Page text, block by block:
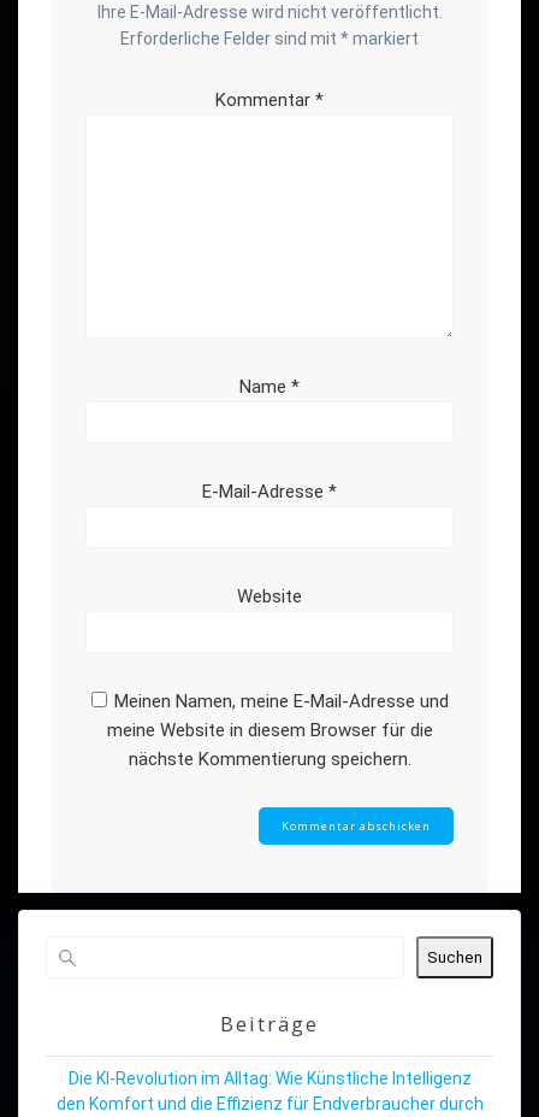
Ihre E-Mail-Adresse wird nicht veröffentlicht.
Erforderliche Felder sind mit *markiert
Kommentar *
Name *
E-Mail-Adresse *
Website
Meinen Namen, meine E-Mail-Adresse und
meine Website in diesem Browser für die
nächste Kommentierung speichern.
Suchen
Beiträge
Die KI-Revolution im Alltag: Wie Künstliche Intelligenz
den Komfort und die Effizienz für Endverbraucher durch